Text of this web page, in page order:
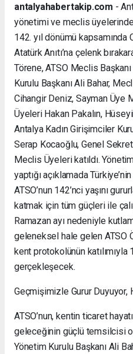
antalyahabertakip.com -
yönetimi ve meclis
142. yıl dönümü kapsamında
Atatürk Anıtı’na çelenk
Törene, ATSO Meclis
Kurulu Başkanı Ali Bahar,
Cihangir Deniz, Sayman Üye
Üyeleri Hakan Pakalın,
Antalya Kadın Girişimciler
Serap Kocaoğlu, Genel
Meclis Üyeleri katıldı.
yaptığı açıklamada
ATSO’nun 142’nci yaşını
katmak için tüm güçleri ile
Ramazan ayı nedeniyle
geleneksel hale gelen ATSO
kent protokolünün katılımıyla
gerçekleşecek.
Geçmişimizle Gurur
ATSO’nun, kentin ticaret
geleceğinin güçlü temsilcisi
Yönetim Kurulu Başkanı Ali